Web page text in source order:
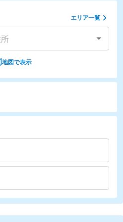
エリア一覧
地図で表示